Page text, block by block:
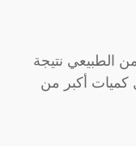
الطبيعي نتيجة
كميات أكبر من